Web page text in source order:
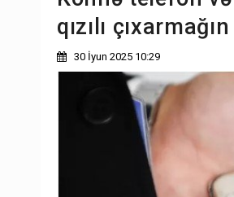
qızılı
30 İyun 2025 10:29